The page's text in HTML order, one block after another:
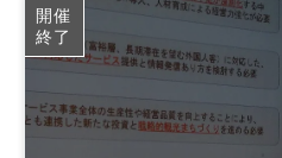
開催
終了